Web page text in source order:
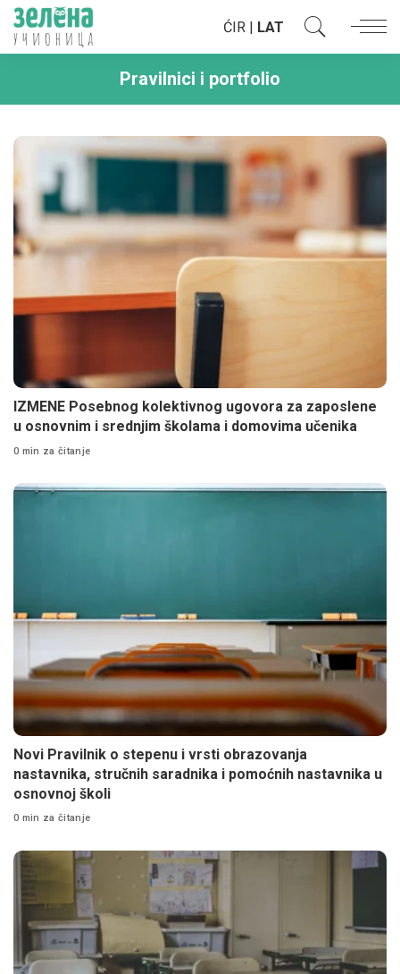
ĆIR | LAT
Pravilnici i portfolio
IZMENE Posebnog kolektivnog ugovora za zaposlene
u osnovnim i srednjim školama i domovima učenika
0 min za čitanje
Novi Pravilnik o stepenu i vrsti obrazovanja
nastavnika, stručnih saradnika i pomoćnih nastavnika u
osnovnoj školi
0 min za čitanje